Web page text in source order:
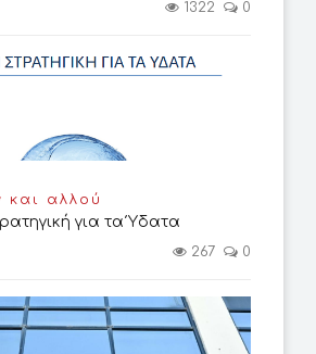
1322 0
και αλλού
για τα Ύδατα
267 0